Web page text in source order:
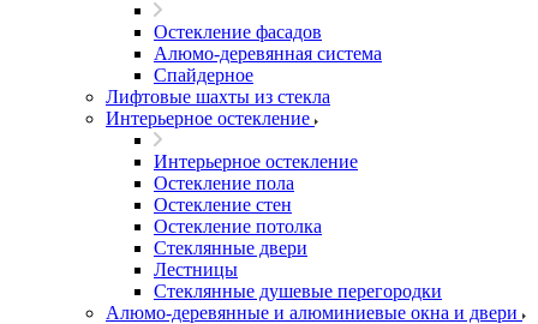
Остекление фасадов
Алюмо-деревянная система
Спайдерное
Лифтовые шахты из стекла
Интерьерное остекление
Интерьерное остекление
Остекление пола
Остекление стен
Остекление потолка
Стеклянные двери
Лестницы
Стеклянные душевые перегородки
Алюмо-деревянные и алюминиевые окна и двери